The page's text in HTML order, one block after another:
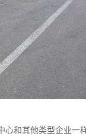
和其他类型企业一